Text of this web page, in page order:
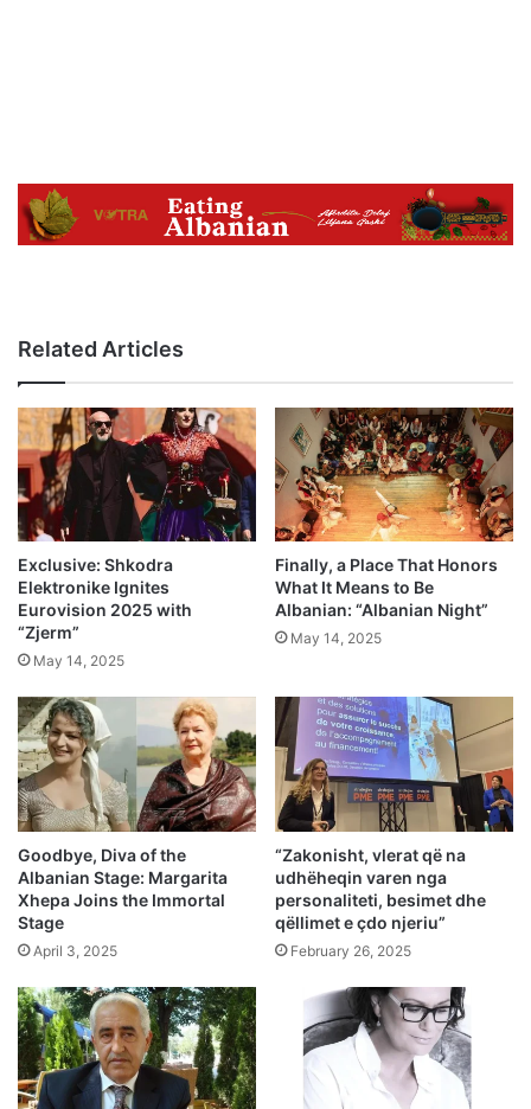
Related Articles
Exclusive: Shkodra
Elektronike Ignites
Eurovision 2025 with
“Zjerm”
May 14, 2025
Finally, a Place That Honors
What It Means to Be
Albanian: “Albanian Night”
May 14, 2025
Goodbye, Diva of the
Albanian Stage: Margarita
Xhepa Joins the Immortal
Stage
April 3, 2025
“Zakonisht, vlerat që na
udhëheqin varen nga
personaliteti, besimet dhe
qëllimet e çdo njeriu”
February 26, 2025